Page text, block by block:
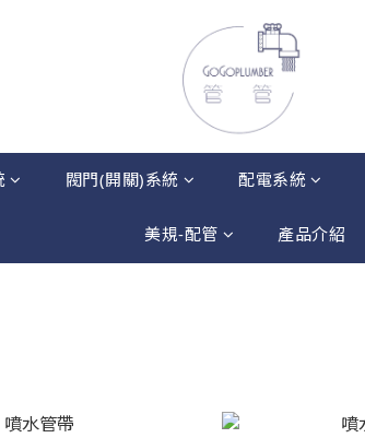
閥門(開關)系統 配電系統
美規-配管 產品介紹